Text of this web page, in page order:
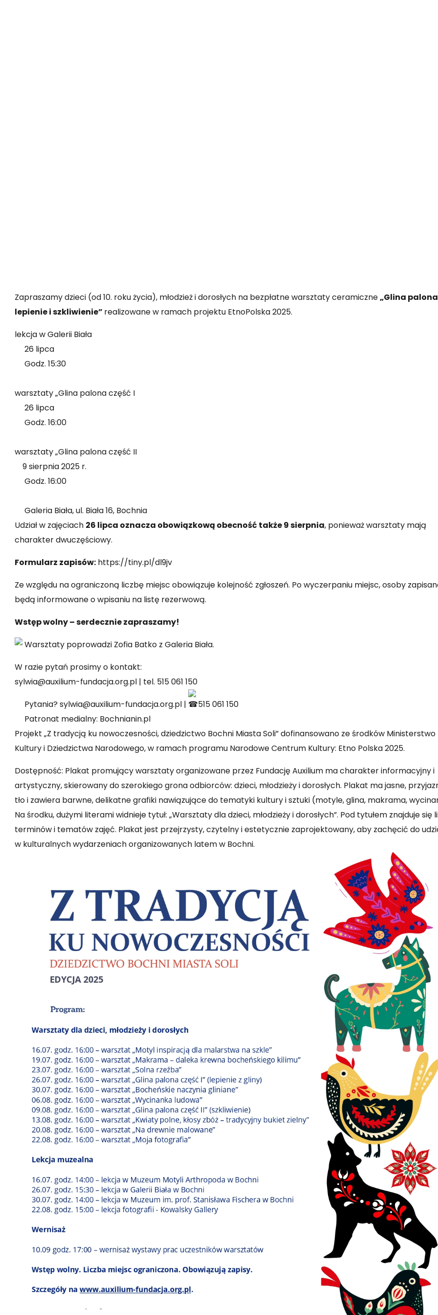
Zapraszamy dzieci (od 10. roku życia), młodzież i dorosłych na bezpłatne warsztaty ceramiczne„Glina
lepienie i szkliwienie” realizowane w ramach projektu EtnoPolska 2025.
lekcja w Galerii Biała
26 lipca
Godz. 15:30
warsztaty „Glina palona część I
26 lipca
Godz. 16:00
warsztaty „Glina palona część II
9 sierpnia 2025 r.
Godz. 16:00
Galeria Biała, ul. Biała 16, Bochnia
Udział w zajęciach 26 lipca oznacza obowiązkową obecność także 9 sierpnia, ponieważ warsztaty mają
charakter dwuczęściowy.
Formularz zapisów: https://tiny.pl/dl9jv
Ze względu na ograniczoną liczbę miejsc obowiązuje kolejność zgłoszeń. Po wyczerpaniu miejsc, osoby
będą informowane o wpisaniu na listę rezerwową.
Wstęp wolny – serdecznie zapraszamy!
Warsztaty poprowadzi Zofia Batko z Galeria Biała.
W razie pytań prosimy o kontakt:
sylwia@auxilium-fundacja.org.pl | tel. 515 061 150
Pytania? sylwia@auxilium-fundacja.org.pl |
515 061 150
Patronat medialny: Bochnianin.pl
Projekt „Z tradycją ku nowoczesności, dziedzictwo Bochni Miasta Soli” dofinansowano ze środków Ministerstwo
Kultury i Dziedzictwa Narodowego, w ramach programu Narodowe Centrum Kultury: Etno Polska 2025.
Dostępność: Plakat promujący warsztaty organizowane przez Fundację Auxilium ma charakter informacyjny i
artystyczny, skierowany do szerokiego grona odbiorców: dzieci, młodzieży i dorosłych. Plakat ma jasne,
tło i zawiera barwne, delikatne grafiki nawiązujące do tematyki kultury i sztuki (motyle, glina, makrama,
Na środku, dużymi literami widnieje tytuł: „Warsztaty dla dzieci, młodzieży i dorosłych”. Pod tytułem znajduje się
terminów i tematów zajęć. Plakat jest przejrzysty, czytelny i estetycznie zaprojektowany, aby zachęcić do
w kulturalnych wydarzeniach organizowanych latem w Bochni.